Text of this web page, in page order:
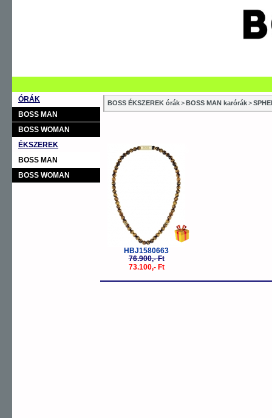
ÓRÁK
BOSS MAN
BOSS WOMAN
ÉKSZEREK
BOSS MAN
BOSS WOMAN
BOSS ÉKSZEREK órák>BOSS MAN karórák>
HBJ1580663
76.900,- Ft
73.100,- Ft